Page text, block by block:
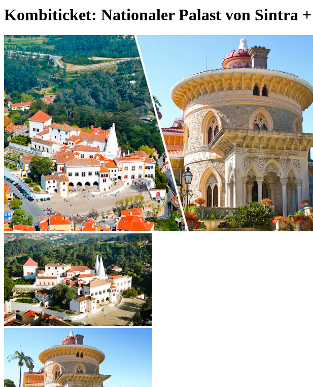
Kombiticket: Nationaler Palast von Sintra